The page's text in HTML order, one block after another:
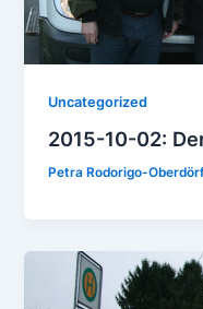
Uncategorized
2015-10-02:
Petra Rodorigo-